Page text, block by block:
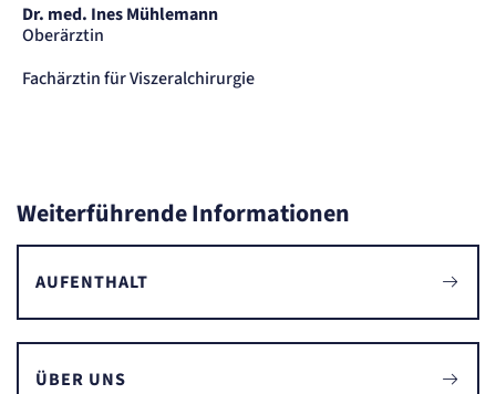
Dr. med. Ines Mühlemann
Oberärztin
Fachärztin für Viszeralchirurgie
Weiterführende Informationen
AUFENTHALT
ÜBER UNS